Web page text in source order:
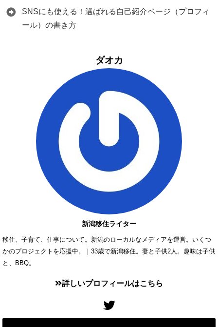
SNSにも使える！選ばれる自己紹介ページ（プロフィ
ール）の書き方
ダオカ
新潟移住ライター
移住、子育て、仕事について。新潟のローカルなメディアを運営。いくつ
かのプロジェクトを応援中。｜33歳で新潟移住。妻と子供2人。趣味は子供
と、BBQ。
詳しいプロフィールはこちら